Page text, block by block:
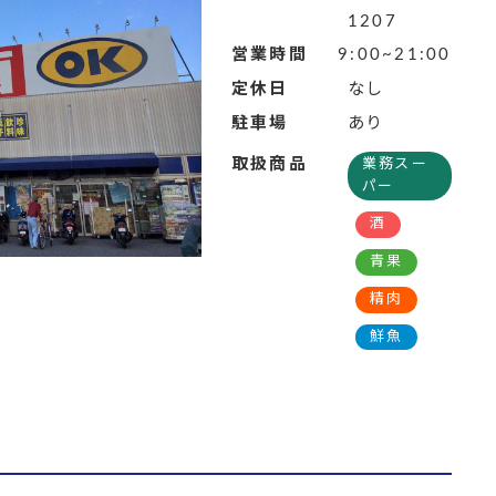
1207
営業時間 9:00~21:00
定休日 なし
駐車場 あり
取扱商品
業務スー
パー
酒
青果
精肉
鮮魚